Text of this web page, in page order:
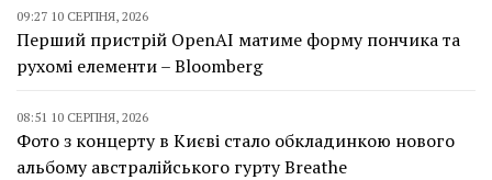
09:27 10 СЕРПНЯ, 2026
Перший пристрій OpenAI матиме форму пончика та
рухомі елементи – Bloomberg
08:51 10 СЕРПНЯ, 2026
Фото з концерту в Києві стало обкладинкою нового
альбому австралійського гурту Breathe